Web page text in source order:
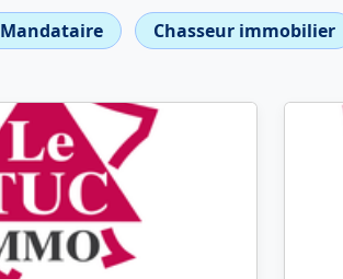
Mandataire Chasseur immobilier